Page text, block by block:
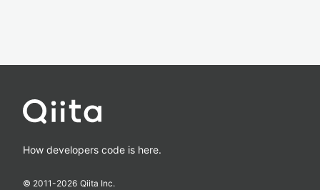
How developers code is here.
© 2011-2026 Qiita Inc.